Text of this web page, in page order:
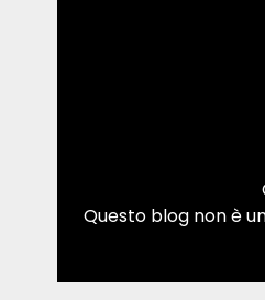
Questo blog non è